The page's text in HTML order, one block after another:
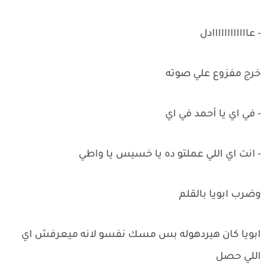
- عاااااااااااادل
خرج مفزوع علي صوته
- في اي يا أحمد في اي
- انت اي اللي عملتو ده يا خسيس يا واطي
وضرب ابويا بالقلم
ابويا كان هيردهوله بس مسك نفسو لانه ميعرفش اي
اللي حصل